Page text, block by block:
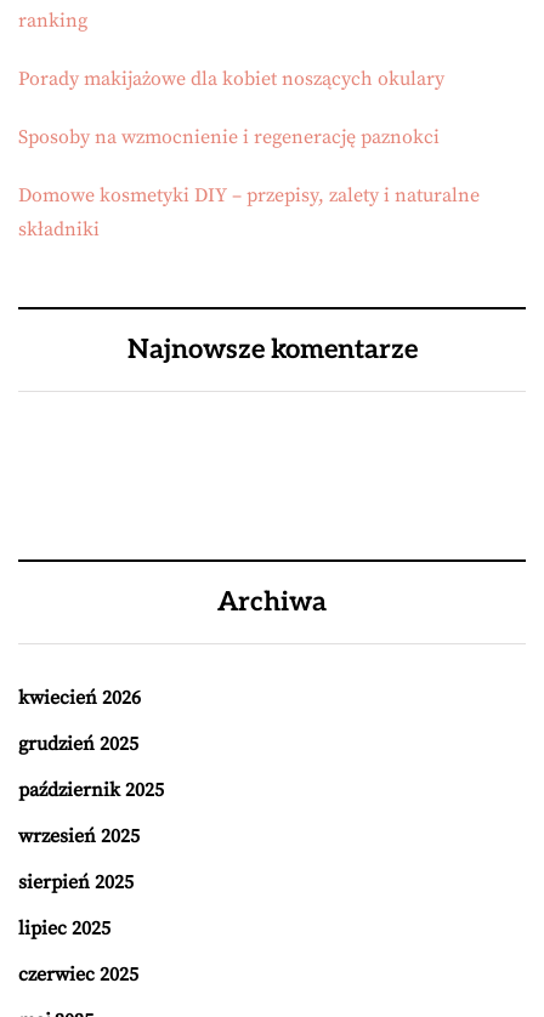
ranking
Porady makijażowe dla kobiet noszących okulary
Sposoby na wzmocnienie i regenerację paznokci
Domowe kosmetyki DIY – przepisy, zalety i naturalne
składniki
Najnowsze komentarze
Archiwa
kwiecień 2026
grudzień 2025
październik 2025
wrzesień 2025
sierpień 2025
lipiec 2025
czerwiec 2025